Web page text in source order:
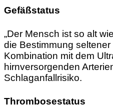
Gefäßstatus
„Der Mensch ist so alt
die Bestimmung
Kombination mit dem
hirnversorgenden
Schlaganfallrisiko.
Thrombosestatus